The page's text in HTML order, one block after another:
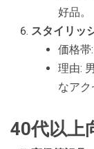
好品。
スタイリッ
価格帯
理由:
なアク
40代以上